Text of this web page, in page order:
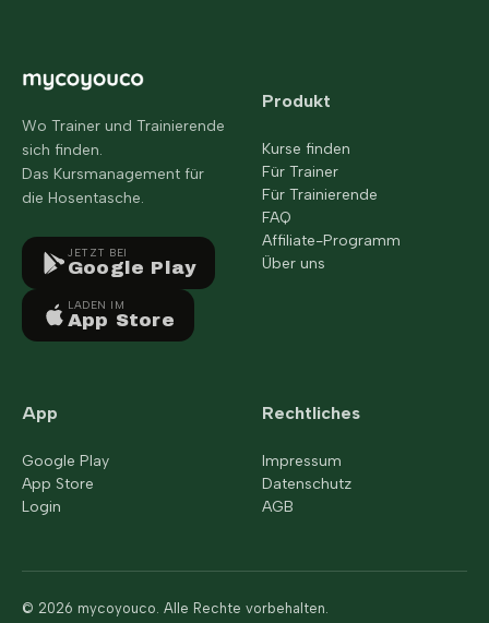
Wo Trainer und Trainierende
sich finden.
Das Kursmanagement für
die Hosentasche.
JETZT BEI
Google Play
LADEN IM
App Store
Produkt
Kurse finden
Für Trainer
Für Trainierende
FAQ
Affiliate-Programm
Über uns
App
Google Play
App Store
Login
Rechtliches
Impressum
Datenschutz
AGB
© 2026 mycoyouco. Alle Rechte vorbehalten.